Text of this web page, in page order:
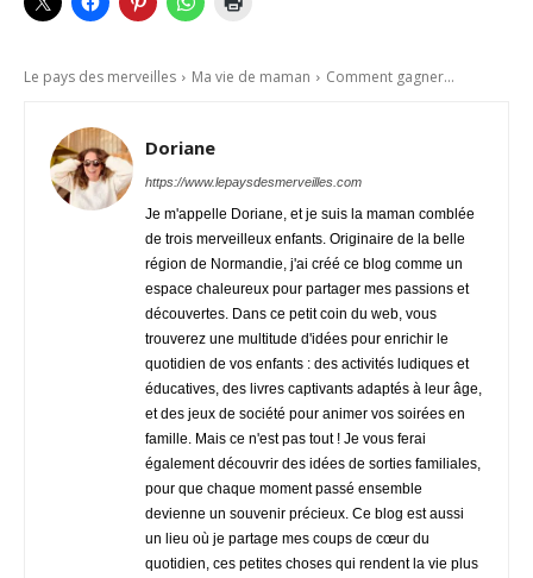
Le pays des merveilles Ma vie de maman Comment gagner...
Doriane
https://www.lepaysdesmerveilles.com
Je m'appelle Doriane, et je suis la maman comblée
de trois merveilleux enfants. Originaire de la belle
région de Normandie, j'ai créé ce blog comme un
espace chaleureux pour partager mes passions et
découvertes. Dans ce petit coin du web, vous
trouverez une multitude d'idées pour enrichir le
quotidien de vos enfants : des activités ludiques et
éducatives, des livres captivants adaptés à leur âge,
et des jeux de société pour animer vos soirées en
famille. Mais ce n'est pas tout ! Je vous ferai
également découvrir des idées de sorties familiales,
pour que chaque moment passé ensemble
devienne un souvenir précieux. Ce blog est aussi
un lieu où je partage mes coups de cœur du
quotidien, ces petites choses qui rendent la vie plus